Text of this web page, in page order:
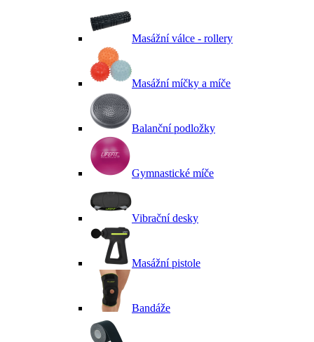
Masážní válce - rollery
Masážní míčky a míče
Balanční podložky
Gymnastické míče
Vibrační desky
Masážní pistole
Bandáže